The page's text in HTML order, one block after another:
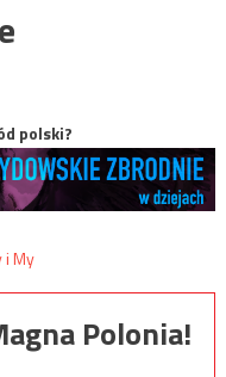
polski?
Polonia!